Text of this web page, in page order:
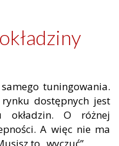
tuningowania.
dostępnych jest
O różnej
A więc nie ma